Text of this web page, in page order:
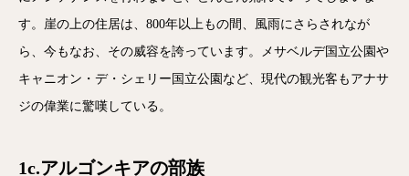
す。崖の上の住居は、800年以上もの間、風雨にさらされなが
ら、今もなお、その威容を誇っています。メサベルデ国立公園や
キャニオン・デ・シェリー国立公園など、現代の観光客もアナサ
ジの偉業に驚嘆している。
1c.アルゴンキアの部族